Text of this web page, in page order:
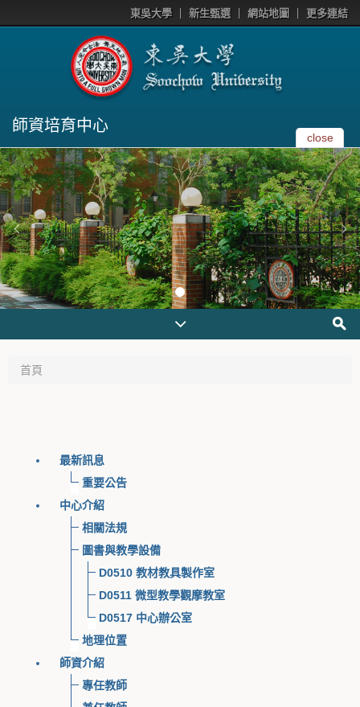
東吳大學 新生甄選 網站地圖 更多連結
師資培育中心
close
首頁
最新訊息
重要公告
中心介紹
相關法規
圖書與教學設備
D0510 教材教具製作室
D0511 微型教學觀摩教室
D0517 中心辦公室
地理位置
師資介紹
專任教師